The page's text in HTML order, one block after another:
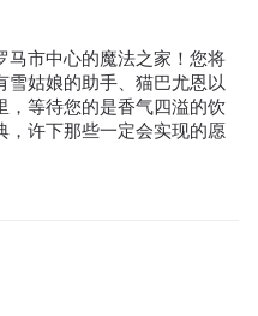
马市中心的魔法之家！您将
姑娘的助手、猫巴尤恩以
，等待您的是香气四溢的饮
，许下那些一定会实现的愿